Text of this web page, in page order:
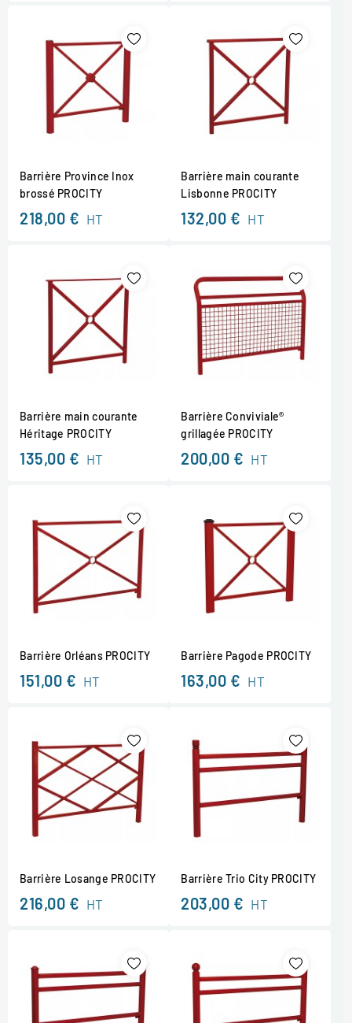
Barrière Province Inox
brossé PROCITY
218,00 € HT
Barrière main courante
Lisbonne PROCITY
132,00 € HT
Barrière main courante
Héritage PROCITY
135,00 € HT
Barrière Conviviale®
grillagée PROCITY
200,00 € HT
Barrière Orléans PROCITY
151,00 € HT
Barrière Pagode PROCITY
163,00 € HT
Barrière Losange PROCITY
216,00 € HT
Barrière Trio City PROCITY
203,00 € HT